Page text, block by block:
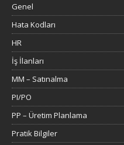
Genel
Hata Kodları
HR
İş İlanları
MM – Satınalma
PI/PO
PP – Üretim Planlama
Pratik Bilgiler